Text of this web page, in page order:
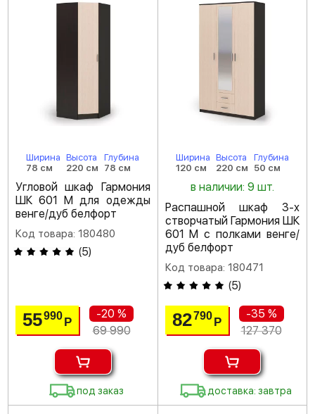
Ширина
78 см
Высота
220 см
Глубина
78 см
Угловой шкаф Гармония
ШК 601 М для одежды
венге/дуб белфорт
Код товара: 180480
(5)
55990Р
-20 %
69 990
под заказ
Ширина
120 см
Высота
220 см
Глубина
50 см
в наличии: 9 шт.
Распашной шкаф 3-х
створчатый Гармония ШК
601 М с полками венге/
дуб белфорт
Код товара: 180471
(5)
82790 Р
-35 %
127 370
доставка: завтра